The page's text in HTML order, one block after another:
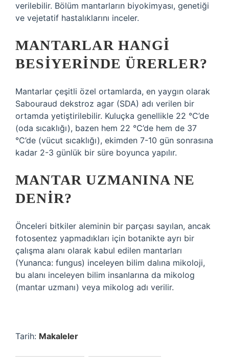
verilebilir. Bölüm mantarların biyokimyası, genetiği
ve vejetatif hastalıklarını inceler.
MANTARLAR HANGI
BESIYERINDE ÜRERLER?
Mantarlar çeşitli özel ortamlarda, en yaygın olarak
Sabouraud dekstroz agar (SDA) adı verilen bir
ortamda yetiştirilebilir. Kuluçka genellikle 22 °C’de
(oda sıcaklığı), bazen hem 22 °C’de hem de 37
°C’de (vücut sıcaklığı), ekimden 7-10 gün sonrasına
kadar 2-3 günlük bir süre boyunca yapılır.
MANTAR UZMANINA NE
DENIR?
Önceleri bitkiler aleminin bir parçası sayılan, ancak
fotosentez yapmadıkları için botanikte ayrı bir
çalışma alanı olarak kabul edilen mantarları
(Yunanca: fungus) inceleyen bilim dalına mikoloji,
bu alanı inceleyen bilim insanlarına da mikolog
(mantar uzmanı) veya mikolog adı verilir.
Tarih: Makaleler